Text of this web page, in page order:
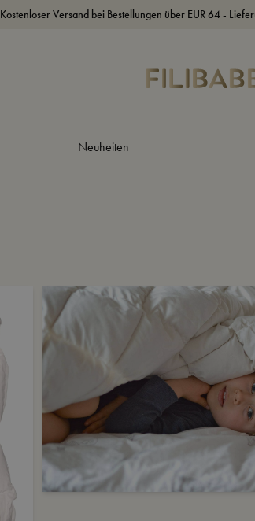
Kostenloser Versand bei Bestellungen über EUR 64 -
Neuheiten